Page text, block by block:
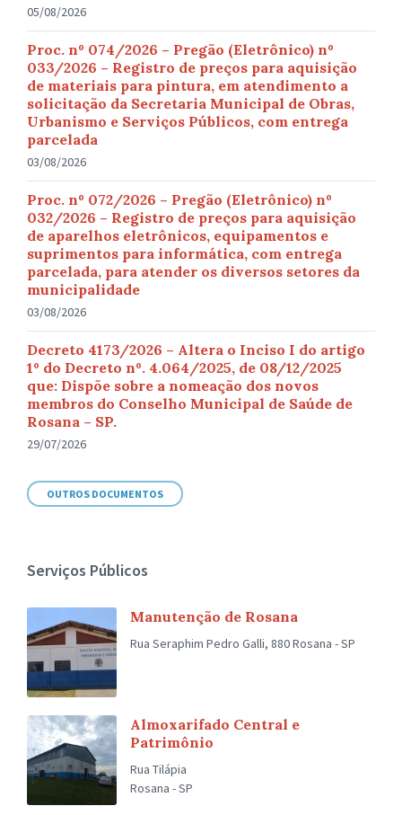
05/08/2026
Proc. nº 074/2026 – Pregão (Eletrônico) nº
033/2026 – Registro de preços para aquisição
de materiais para pintura, em atendimento a
solicitação da Secretaria Municipal de Obras,
Urbanismo e Serviços Públicos, com entrega
parcelada
03/08/2026
Proc. nº 072/2026 – Pregão (Eletrônico) nº
032/2026 – Registro de preços para aquisição
de aparelhos eletrônicos, equipamentos e
suprimentos para informática, com entrega
parcelada, para atender os diversos setores da
municipalidade
03/08/2026
Decreto 4173/2026 – Altera o Inciso I do artigo
1º do Decreto nº. 4.064/2025, de 08/12/2025
que: Dispõe sobre a nomeação dos novos
membros do Conselho Municipal de Saúde de
Rosana – SP.
29/07/2026
OUTROS DOCUMENTOS
Serviços Públicos
Manutenção de Rosana
Rua Seraphim Pedro Galli, 880 Rosana - SP
Almoxarifado Central e
Patrimônio
Rua Tilápia
Rosana - SP